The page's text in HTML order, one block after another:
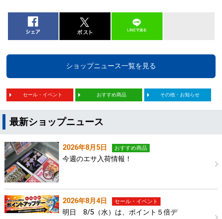
ショップニュース一覧を見る
セール・イベント おすすめ商品 その他・お知らせ
最新ショップニュース
2026年8月5日 おすすめ商品
今週のエサ入荷情報！
2026年8月4日 セール・イベント
明日 8/5（水）は、ポイント５倍デ